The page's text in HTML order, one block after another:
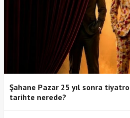
Şahane Pazar 25 yıl sonra
tarihte nerede?